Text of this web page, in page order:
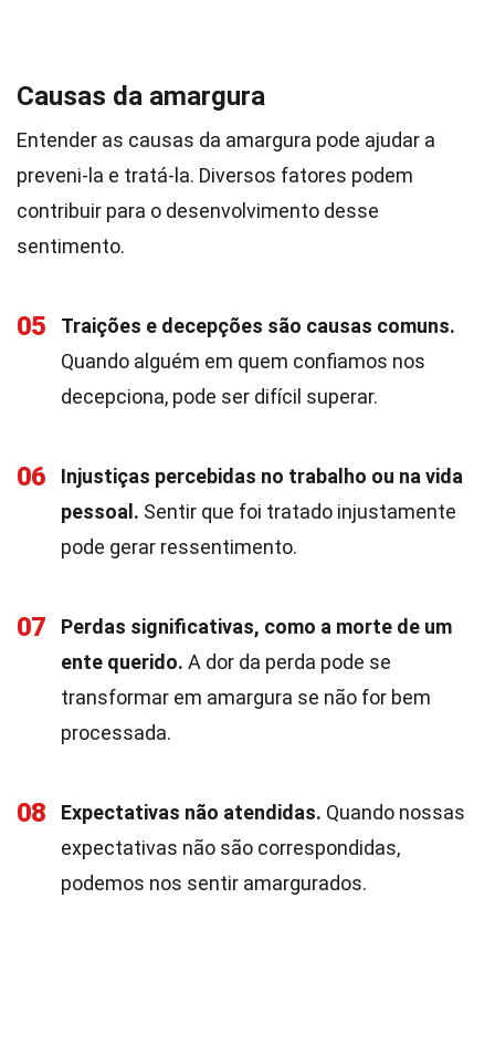
Causas da amargura
Entender as causas da amargura pode ajudar a
preveni-la e tratá-la. Diversos fatores podem
contribuir para o desenvolvimento desse
sentimento.
05
Traições e decepções são causas comuns.
Quando alguém em quem confiamos nos
decepciona, pode ser difícil superar.
06
Injustiças percebidas no trabalho ou na vida
pessoal. Sentir que foi tratado injustamente
pode gerar ressentimento.
07
Perdas significativas, como a morte de um
ente querido. A dor da perda pode se
transformar em amargura se não for bem
processada.
08 Expectativas não atendidas. Quando nossas
expectativas não são correspondidas,
podemos nos sentir amargurados.